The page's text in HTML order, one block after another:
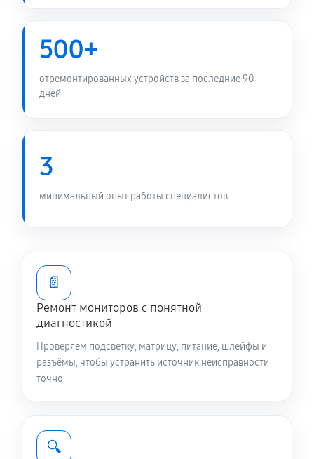
500+
отремонтированных устройств за последние 90
дней
3
минимальный опыт работы специалистов
📄
Ремонт мониторов с понятной
диагностикой
Проверяем подсветку, матрицу, питание, шлейфы и
разъёмы, чтобы устранить источник неисправности
точно
🔍